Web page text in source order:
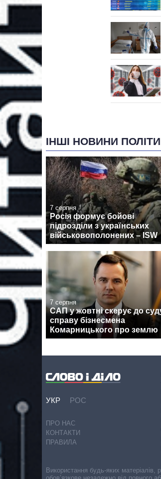
ІНШІ НОВИНИ
7 серпня
Росія формує бойові
підрозділи з українських
військовополонених – ISW
7 серпня
САП у жовтні скерує до
справу бізнесмена
Комарницького про землю
УКР РОС
ПРО НАС
КОНТАКТИ
ПРАВИЛА
Використання будь-яких